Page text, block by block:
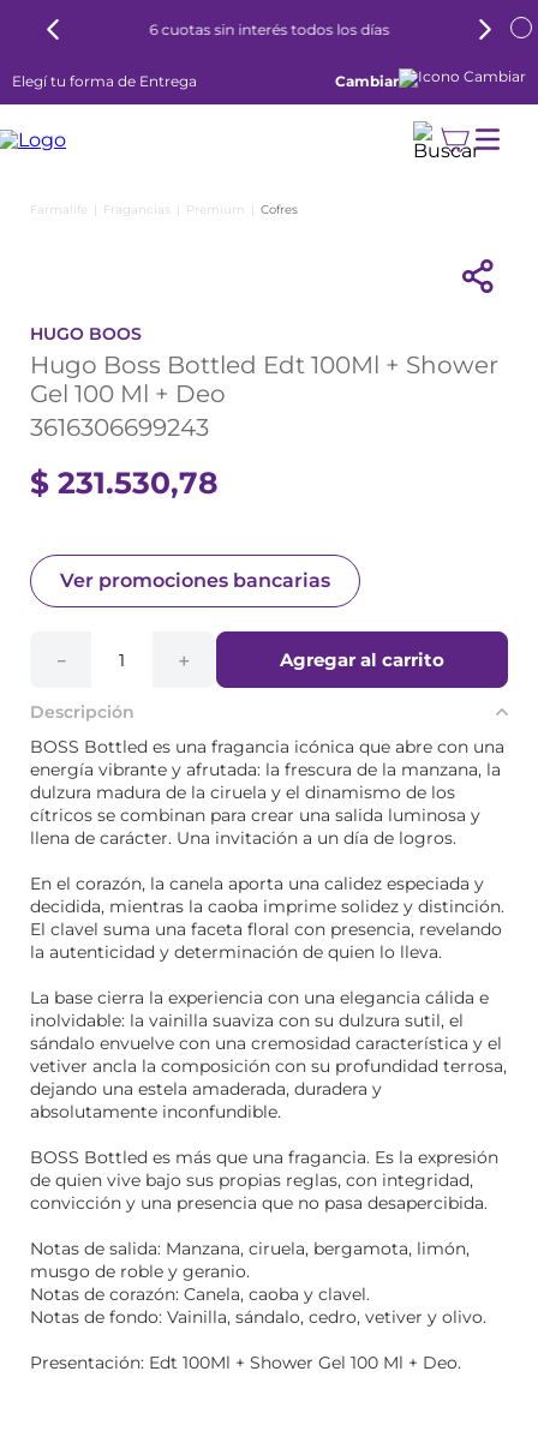
6 cuotas sin interés todos los días
Elegí tu forma de Entrega Cambiar
Fragancias Premium Cofres
HUGO BOOS
Hugo Boss Bottled Edt 100Ml + Shower
Gel 100 Ml + Deo
3616306699243
$ 231.530,78
Ver promociones bancarias
＋
－ Agregar al carrito
Descripción
BOSS Bottled es una fragancia icónica que abre con una
energía vibrante y afrutada: la frescura de la manzana, la
dulzura madura de la ciruela y el dinamismo de los
cítricos se combinan para crear una salida luminosa y
llena de carácter. Una invitación a un día de logros.
En el corazón, la canela aporta una calidez especiada y
decidida, mientras la caoba imprime solidez y distinción.
El clavel suma una faceta floral con presencia, revelando
la autenticidad y determinación de quien lo lleva.
La base cierra la experiencia con una elegancia cálida e
inolvidable: la vainilla suaviza con su dulzura sutil, el
sándalo envuelve con una cremosidad característica y el
vetiver ancla la composición con su profundidad terrosa,
dejando una estela amaderada, duradera y
absolutamente inconfundible.
BOSS Bottled es más que una fragancia. Es la expresión
de quien vive bajo sus propias reglas, con integridad,
convicción y una presencia que no pasa desapercibida.
Notas de salida: Manzana, ciruela, bergamota, limón,
musgo de roble y geranio.
Notas de corazón: Canela, caoba y clavel.
Notas de fondo: Vainilla, sándalo, cedro, vetiver y olivo.
Presentación: Edt 100Ml + Shower Gel 100 Ml + Deo.